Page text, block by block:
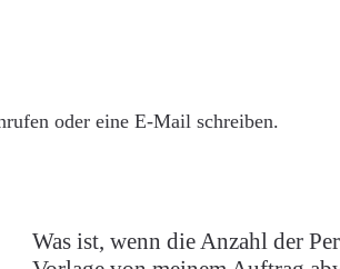
oder eine E-Mail schreiben.
Was ist, wenn die Anzahl der